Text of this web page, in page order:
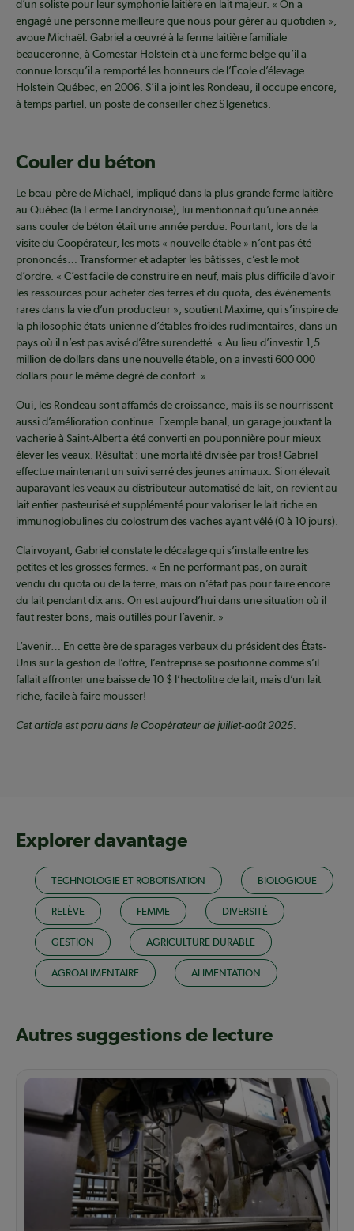
d’un soliste pour leur symphonie laitière en lait majeur. « On a
engagé une personne meilleure que nous pour gérer au quotidien »,
avoue Michaël. Gabriel a œuvré à la ferme laitière familiale
beauceronne, à Comestar Holstein et à une ferme belge qu’il a
connue lorsqu’il a remporté les honneurs de l’École d’élevage
Holstein Québec, en 2006. S’il a joint les Rondeau, il occupe encore,
à temps partiel, un poste de conseiller chez STgenetics.
Couler du béton
Le beau-père de Michaël, impliqué dans la plus grande ferme laitière
au Québec (la Ferme Landrynoise), lui mentionnait qu’une année
sans couler de béton était une année perdue. Pourtant, lors de la
visite du Coopérateur, les mots « nouvelle étable » n’ont pas été
prononcés… Transformer et adapter les bâtisses, c’est le mot
d’ordre. « C’est facile de construire en neuf, mais plus difficile d’avoir
les ressources pour acheter des terres et du quota, des événements
rares dans la vie d’un producteur », soutient Maxime, qui s’inspire de
la philosophie états-unienne d’étables froides rudimentaires, dans un
pays où il n’est pas avisé d’être surendetté. « Au lieu d’investir 1,5
million de dollars dans une nouvelle étable, on a investi 600 000
dollars pour le même degré de confort. »
Oui, les Rondeau sont affamés de croissance, mais ils se nourrissent
aussi d’amélioration continue. Exemple banal, un garage jouxtant la
vacherie à Saint-Albert a été converti en pouponnière pour mieux
élever les veaux. Résultat : une mortalité divisée par trois! Gabriel
effectue maintenant un suivi serré des jeunes animaux. Si on élevait
auparavant les veaux au distributeur automatisé de lait, on revient au
lait entier pasteurisé et supplémenté pour valoriser le lait riche en
immunoglobulines du colostrum des vaches ayant vêlé (0 à 10 jours).
Clairvoyant, Gabriel constate le décalage qui s’installe entre les
petites et les grosses fermes. « En ne performant pas, on aurait
vendu du quota ou de la terre, mais on n’était pas pour faire encore
du lait pendant dix ans. On est aujourd’hui dans une situation où il
faut rester bons, mais outillés pour l’avenir. »
L’avenir… En cette ère de sparages verbaux du président des États-
Unis sur la gestion de l’offre, l’entreprise se positionne comme s’il
fallait affronter une baisse de 10 $ l’hectolitre de lait, mais d’un lait
riche, facile à faire mousser!
Cet article est paru dans le Coopérateur de juillet-août 2025.
Explorer davantage
TECHNOLOGIE ET ROBOTISATION BIOLOGIQUE
RELÈVE FEMME DIVERSITÉ
GESTION AGRICULTURE DURABLE
AGROALIMENTAIRE ALIMENTATION
Autres suggestions de lecture